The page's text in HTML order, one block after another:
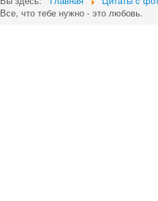
Все, что тебе нужно - это любовь.